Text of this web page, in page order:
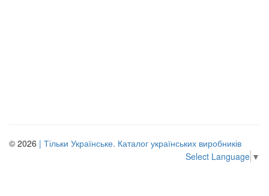
© 2026 | Тільки Українське. Каталог українських виробників
Select Language ▼